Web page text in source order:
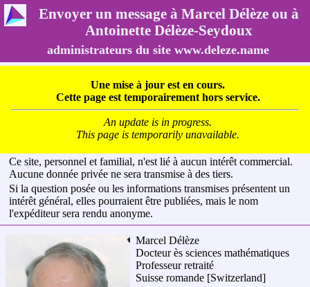
Envoyer un message à Marcel Délèze ou à
Antoinette Délèze-Seydoux
administrateurs du site www.deleze.name
Une mise à jour est en cours.
Cette page est temporairement hors service.
An update is in progress.
This page is temporarily unavailable.
Ce site, personnel et familial, n'est lié à aucun intérêt commercial.
Aucune donnée privée ne sera transmise à des tiers.
Si la question posée ou les informations transmises présentent un
intérêt général, elles pourraient être publiées, mais le nom
l'expéditeur sera rendu anonyme.
Marcel Délèze
Docteur ès sciences mathématiques
Professeur retraité
Suisse romande [Switzerland]